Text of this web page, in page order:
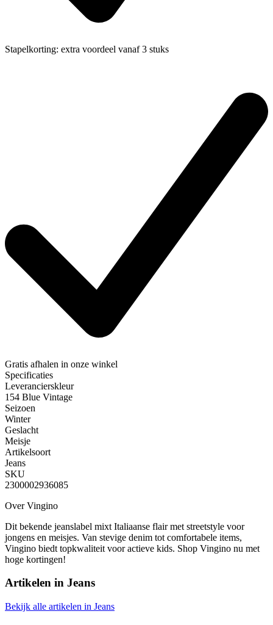
Stapelkorting: extra voordeel vanaf 3 stuks
Gratis afhalen in onze winkel
Specificaties
Leverancierskleur
154 Blue Vintage
Seizoen
Winter
Geslacht
Meisje
Artikelsoort
Jeans
SKU
2300002936085
Over Vingino
Dit bekende jeanslabel mixt Italiaanse flair met streetstyle voor
jongens en meisjes. Van stevige denim tot comfortabele items,
Vingino biedt topkwaliteit voor actieve kids. Shop Vingino nu met
hoge kortingen!
Artikelen in Jeans
Bekijk alle artikelen in Jeans